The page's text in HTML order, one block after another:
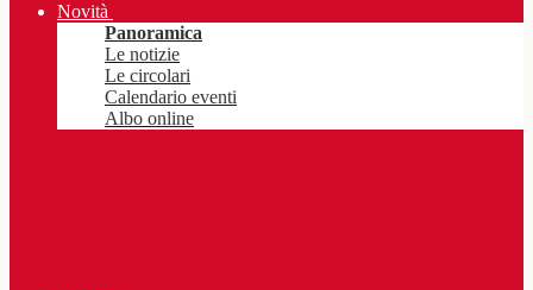
Novità
Panoramica
Le notizie
Le circolari
Calendario eventi
Albo online